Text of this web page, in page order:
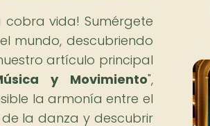
vida! Sumérgete
mundo, descubriendo
artículo principal
y Movimiento",
la armonía entre el
la danza y descubrir